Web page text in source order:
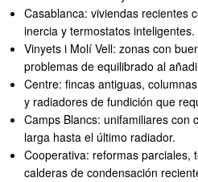
Casablanca: viviendas recientes
inercia y termostatos inteligentes.
Vinyets i Molí Vell: zonas con
problemas de equilibrado al
Centre: fincas antiguas,
y radiadores de fundición que
Camps Blancs: unifamiliares con
larga hasta el último radiador.
Cooperativa: reformas parciales,
calderas de condensación